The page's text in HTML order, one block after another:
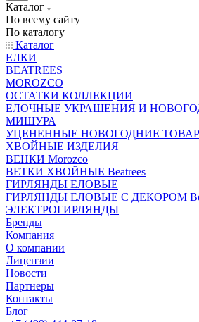
Каталог
По всему сайту
По каталогу
Каталог
ЕЛКИ
BEATREES
MOROZCO
ОСТАТКИ КОЛЛЕКЦИИ
ЕЛОЧНЫЕ УКРАШЕНИЯ И
МИШУРА
УЦЕНЕННЫЕ НОВОГОДНИЕ
ХВОЙНЫЕ ИЗДЕЛИЯ
ВЕНКИ Morozco
ВЕТКИ ХВОЙНЫЕ Beatrees
ГИРЛЯНДЫ ЕЛОВЫЕ
ГИРЛЯНДЫ ЕЛОВЫЕ С ДЕКОРОМ
ЭЛЕКТРОГИРЛЯНДЫ
Бренды
Компания
О компании
Лицензии
Новости
Партнеры
Контакты
Блог